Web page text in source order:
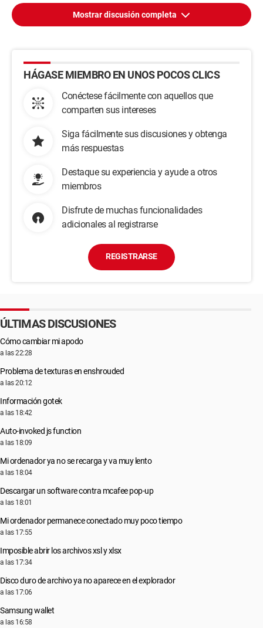
Mostrar discusión completa
HÁGASE MIEMBRO EN UNOS POCOS CLICS
Conéctese fácilmente con aquellos que
comparten sus intereses
Siga fácilmente sus discusiones y obtenga
más respuestas
Destaque su experiencia y ayude a otros
miembros
Disfrute de muchas funcionalidades
adicionales al registrarse
REGISTRARSE
ÚLTIMAS DISCUSIONES
Cómo cambiar mi apodo
a las 22:28
Problema de texturas en enshrouded
a las 20:12
Información gotek
a las 18:42
Auto-invoked js function
a las 18:09
Mi ordenador ya no se recarga y va muy lento
a las 18:04
Descargar un software contra mcafee pop-up
a las 18:01
Mi ordenador permanece conectado muy poco tiempo
a las 17:55
Imposible abrir los archivos xsl y xlsx
a las 17:34
Disco duro de archivo ya no aparece en el explorador
a las 17:06
Samsung wallet
a las 16:58